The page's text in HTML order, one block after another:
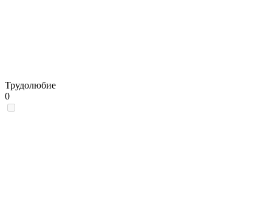
Трудолюбие
0